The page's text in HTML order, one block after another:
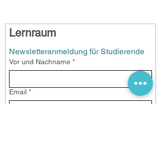
Lernraum
Newsletteranmeldung für Studierende
Vor und Nachname *
Email *